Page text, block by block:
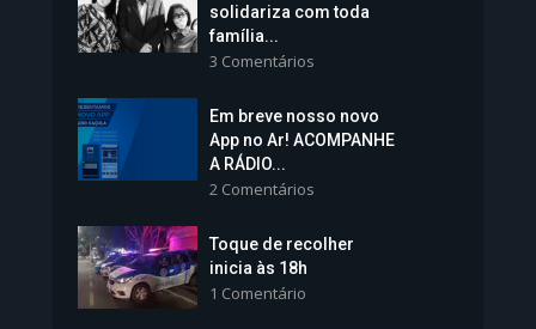
Vice-Prefeita Sheila Lemos
tomará posse nesta...
1.101 Modos de exibição
solidariza com toda
família...
3 Comentários
Em breve nosso novo
App no Ar! ACOMPANHE
A RÁDIO...
2 Comentários
Toque de recolher
inicia às 18h
1 Comentário